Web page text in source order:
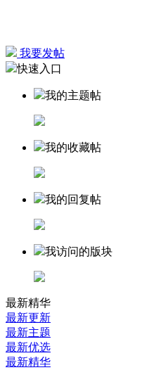
我要发帖
快速入口
我的主题帖
我的收藏帖
我的回复帖
我访问的版块
最新精华
最新更新
最新主题
最新优选
最新精华